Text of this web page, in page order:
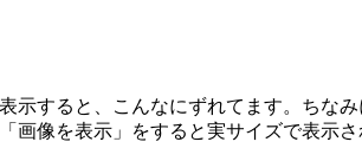
すると、こんなにずれてます。ちなみ
画像を表示」をすると実サイズで表示さ